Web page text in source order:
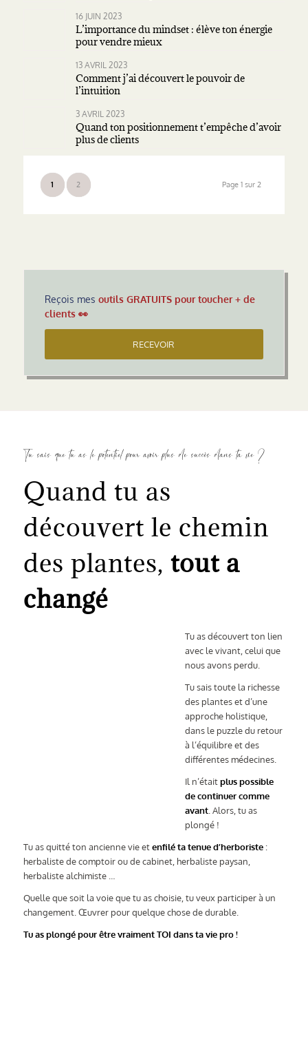
16 JUIN 2023
L’importance du mindset : élève ton énergie
pour vendre mieux
13 AVRIL 2023
Comment j’ai découvert le pouvoir de
l’intuition
3 AVRIL 2023
Quand ton positionnement t’empêche d’avoir
plus de clients
Page 1 sur 2
1 2
Reçois mes outils GRATUITS pour toucher + de
clients 👀
RECEVOIR
Tu sais que tu as le potentiel pour avoir plus de succès dans ta vie ?
Quand tu as
découvert le chemin
des plantes, tout a
changé
Tu as découvert ton lien
avec le vivant, celui que
nous avons perdu.
Tu sais toute la richesse
des plantes et d’une
approche holistique,
dans le puzzle du retour
à l’équilibre et des
différentes médecines.
Il n’étaitplus possible
de continuer comme
avant. Alors, tu as
plongé !
Tu as quitté ton ancienne vie etenfilé ta tenue d’herboriste:
herbaliste de comptoir ou de cabinet, herbaliste paysan,
herbaliste alchimiste …
Quelle que soit la voie que tu as choisie, tu veux participer à un
changement. Œuvrer pour quelque chose de durable.
Tu as plongé pour être vraiment TOI dans ta vie pro !